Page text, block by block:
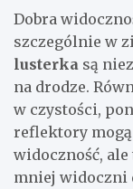
Dobra
szczególnie w
lusterka są
na drodze.
w czystości,
reflektory
widoczność,
mniej widoczni